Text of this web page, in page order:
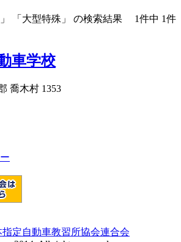
」 「大型特殊」 の検索結果 1件中 1件
車学校
喬木村 1353
定自動車教習所協会連合会